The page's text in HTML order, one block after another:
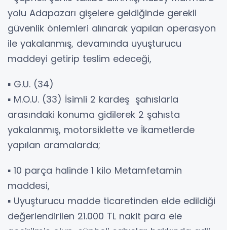
yolu Adapazarı gişelere geldiğinde gerekli
güvenlik önlemleri alınarak yapılan operasyon
ile yakalanmış, devamında uyuşturucu
maddeyi getirip teslim edeceği,
▪️ G.U. (34)
▪️ M.O.U. (33) İsimli 2 kardeş şahıslarla
arasındaki konuma gidilerek 2 şahısta
yakalanmış, motorsiklette ve İkametlerde
yapılan aramalarda;
▪️ 10 parça halinde 1 kilo Metamfetamin
maddesi,
▪️ Uyuşturucu madde ticaretinden elde edildiği
değerlendirilen 21.000 TL nakit para ele